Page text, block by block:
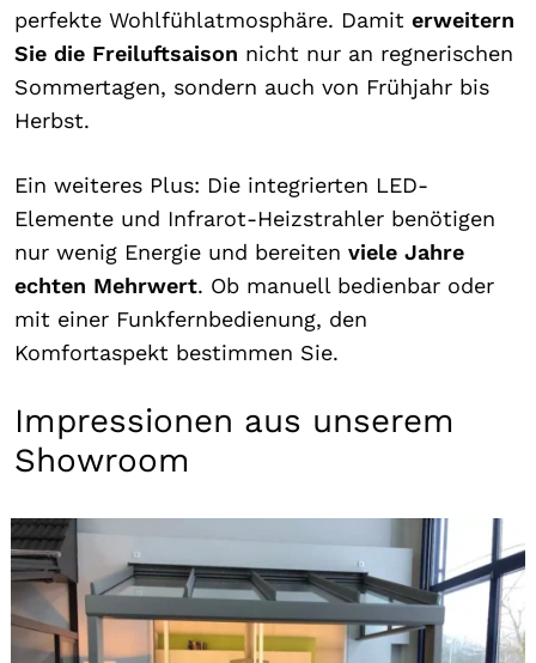
perfekte Wohlfühlatmosphäre. Damit erweitern
Sie die Freiluftsaison nicht nur an regnerischen
Sommertagen, sondern auch von Frühjahr bis
Herbst.
Ein weiteres Plus: Die integrierten LED-
Elemente und Infrarot-Heizstrahler benötigen
nur wenig Energie und bereiten viele Jahre
echten Mehrwert. Ob manuell bedienbar oder
mit einer Funkfernbedienung, den
Komfortaspekt bestimmen Sie.
Impressionen aus unserem
Showroom